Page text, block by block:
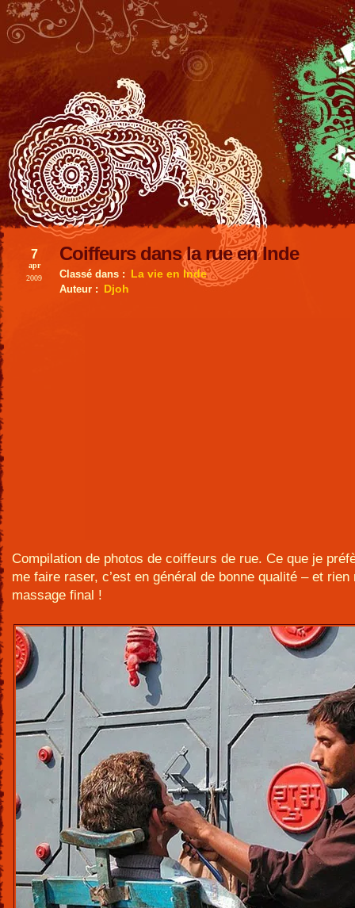
Coiffeurs dans la rue en Inde
7
apr
2009
Classé dans : La vie en Inde
Auteur : Djoh
Compilation de photos de coiffeurs de rue. Ce que je
me faire raser, c’est en général de bonne qualité – et rien
massage final !